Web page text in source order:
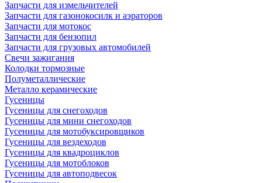
Запчасти для измельчителей
Запчасти для газонокосилк и аэраторов
Запчасти для мотокос
Запчасти для бензопил
Запчасти для грузовых автомобилей
Свечи зажигания
Колодки тормозные
Полуметаллические
Металло керамические
Гусеницы
Гусеницы для снегоходов
Гусеницы для мини снегоходов
Гусеницы для мотобуксировщиков
Гусеницы для вездеходов
Гусеницы для квадроциклов
Гусеницы для мотоблоков
Гусеницы для автоподвесок